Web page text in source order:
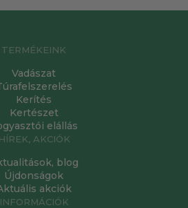
TERMÉKEINK
Vadászat
Kerítés
Kertészet
elállás
HÍREK, AKCIÓK
blog
Újdonságok
akciók
INFORMÁCIÓK